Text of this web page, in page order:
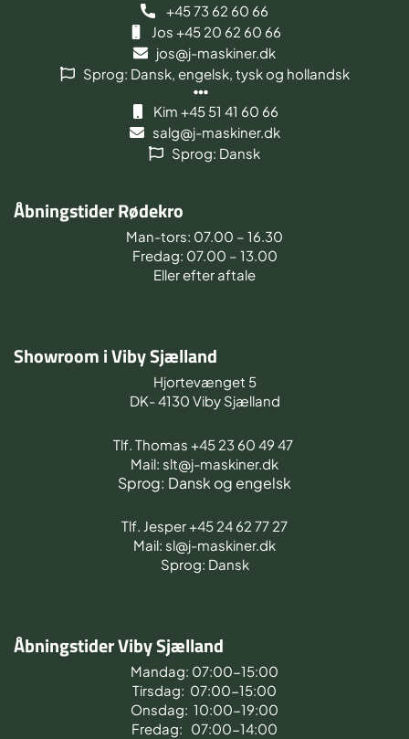
+45 73 62 60 66
Jos +45 20 62 60 66
jos@j-maskiner.dk
Sprog: Dansk, engelsk, tysk og hollandsk
Kim +45 51 41 60 66
salg@j-maskiner.dk
Sprog: Dansk
Åbningstider Rødekro
Man-tors: 07.00 – 16.30
Fredag: 07.00 – 13.00
Eller efter aftale
Showroom i Viby Sjælland
Hjortevænget 5
DK- 4130 Viby Sjælland
Tlf. Thomas +45 23 60 49 47
Mail: slt@j-maskiner.dk
Sprog: Dansk og engelsk
Tlf. Jesper +45 24 62 77 27
Mail: sl@j-maskiner.dk
Sprog: Dansk
Åbningstider Viby Sjælland
Mandag: 07:00-15:00
Tirsdag: 07:00-15:00
Onsdag: 10:00-19:00
Fredag: 07:00-14:00